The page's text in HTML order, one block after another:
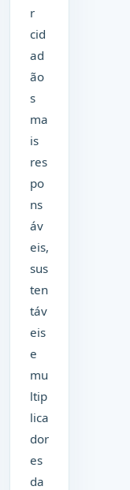
r
cid
ad
ão
s
ma
is
res
po
ns
áv
eis,
sus
ten
táv
eis
e
mu
ltip
lica
dor
es
da